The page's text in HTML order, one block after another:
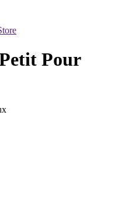
Pour